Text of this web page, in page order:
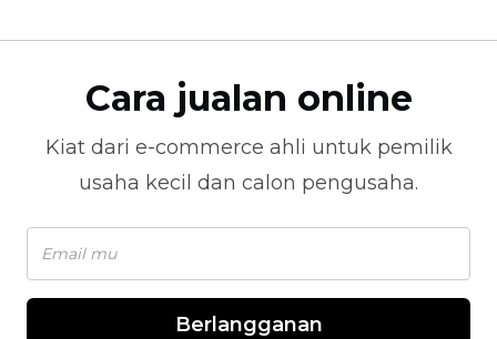
Cara jualan online
Kiat dari e-commerce ahli untuk pemilik
usaha kecil dan calon pengusaha.
Berlangganan